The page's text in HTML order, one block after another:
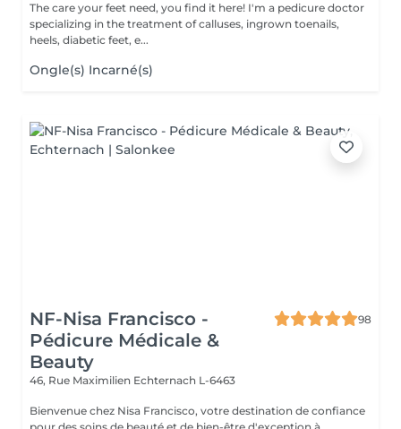
The care your feet need, you find it here! I'm a pedicure doctor
specializing in the treatment of calluses, ingrown toenails,
heels, diabetic feet, e...
Ongle(s) Incarné(s)
NF-Nisa Francisco -
Pédicure Médicale &
Beauty
98
46, Rue Maximilien Echternach L-6463
Bienvenue chez Nisa Francisco, votre destination de confiance